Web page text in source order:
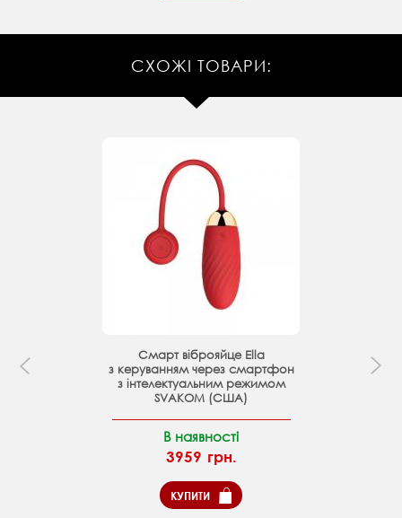
СХОЖІ ТОВАРИ:
Смарт віброяйце Ella
з керуванням через смартфон
з інтелектуальним режимом
SVAKOM (США)
В наявності
3959 грн.
КУПИТИ